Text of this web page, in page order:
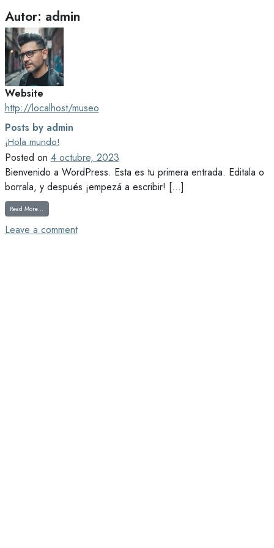
Autor: admin
Website
http://localhost/museo
Posts by admin
¡Hola mundo!
Posted on 4 octubre, 2023
Bienvenido a WordPress. Esta es tu primera entrada. Editala o
borrala, y después ¡empezá a escribir! […]
Read More…
Leave a commenton ¡Hola mundo!